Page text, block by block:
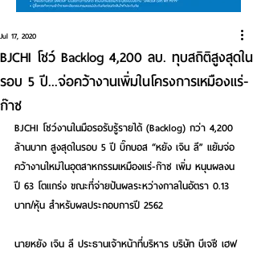
BJCHI โชว์ Backlog 4,200 ลบ. ทุบสถิติสูงสุดใน
รอบ 5 ปี...จ่อคว้างานเพิ่มในโครงการเหมืองแร่-
ก๊าซ
Jul 17, 2020
BJCHI โชว์งานในมือรอรับรู้รายได้ (Backlog) กว่า 4,200
ล้านบาท สูงสุดในรอบ 5 ปี บิ๊กบอส “หยัง เจิน ลี” แย้มจ่อ
คว้างานใหม่ในอุตสาหกรรมเหมืองแร่-ก๊าซ เพิ่ม หนุนผลงน
ปี 63 โตแกร่ง ขณะที่จ่ายปันผลระหว่างกาลในอัตรา 0.13
บาท/หุ้น สำหรับผลประกอบการปี 2562
นายหยัง เจิน ลี ประธานเจ้าหน้าที่บริหาร บริษัท บีเจซี เฮฟ